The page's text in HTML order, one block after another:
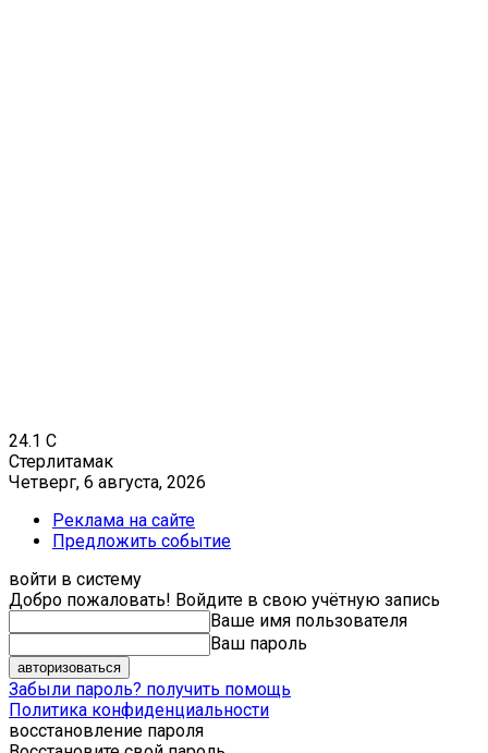
24.1 C
Стерлитамак
Четверг, 6 августа, 2026
Реклама на сайте
Предложить событие
войти в систему
Добро пожаловать! Войдите в свою учётную запись
Ваше имя пользователя
Ваш пароль
Забыли пароль? получить помощь
Политика конфиденциальности
восстановление пароля